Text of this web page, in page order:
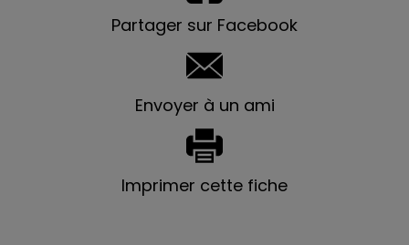
Partager sur Facebook
Envoyer à un ami
Imprimer cette fiche